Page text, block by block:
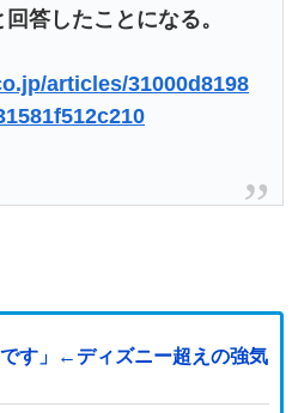
答したことになる。
articles/31000d8198
す」←ディズニー超えの強気